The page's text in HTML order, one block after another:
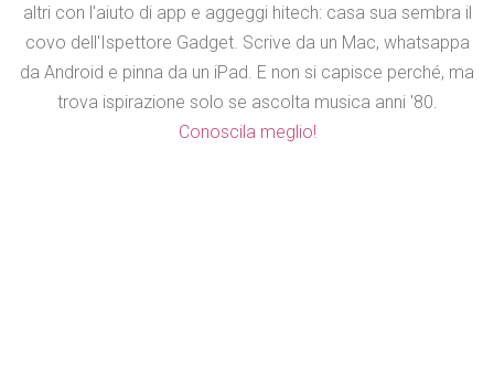
altri con l'aiuto di app e aggeggi hitech: casa sua sembra il
covo dell'Ispettore Gadget. Scrive da un Mac, whatsappa
da Android e pinna da un iPad. E non si capisce perché, ma
trova ispirazione solo se ascolta musica anni '80.
Conoscila meglio!